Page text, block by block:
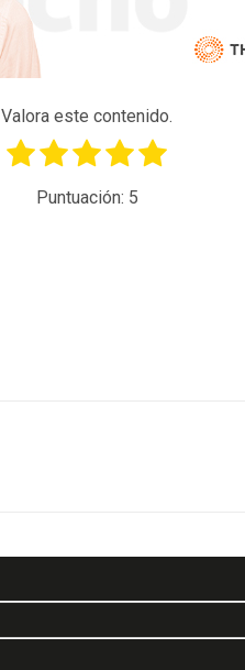
Valora este contenido.
Puntuación: 5